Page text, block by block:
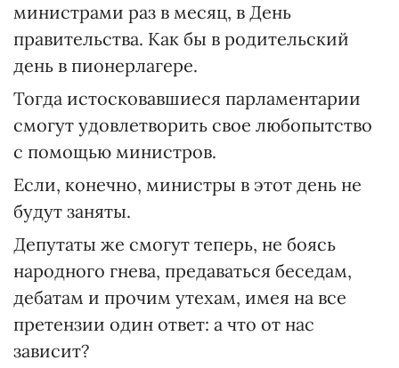
министрами раз в месяц, в День
правительства. Как бы в родительский
день в пионерлагере.
Тогда истосковавшиеся парламентарии
смогут удовлетворить свое любопытство
с помощью министров.
Если, конечно, министры в этот день не
будут заняты.
Депутаты же смогут теперь, не боясь
народного гнева, предаваться беседам,
дебатам и прочим утехам, имея на все
претензии один ответ: а что от нас
зависит?